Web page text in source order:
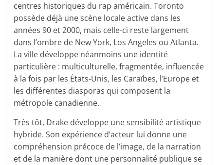
centres historiques du rap américain. Toronto
possède déjà une scène locale active dans les
années 90 et 2000, mais celle-ci reste largement
dans l’ombre de New York, Los Angeles ou Atlanta.
La ville développe néanmoins une identité
particulière : multiculturelle, fragmentée, influencée
à la fois par les États-Unis, les Caraïbes, l’Europe et
les différentes diasporas qui composent la
métropole canadienne.
Très tôt, Drake développe une sensibilité artistique
hybride. Son expérience d’acteur lui donne une
compréhension précoce de l’image, de la narration
et de la manière dont une personnalité publique se